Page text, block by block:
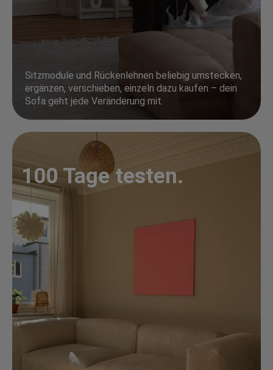
Sitzmodule und Rückenlehnen beliebig umstecken,
ergänzen, verschieben, einzeln dazu kaufen – dein
Sofa geht jede Veränderung mit.
100 Tage testen.